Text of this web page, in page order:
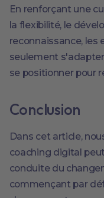
En renforçant une
la flexibilité, le
reconnaissance, les
seulement
se positionner pour
Conclusion
Dans cet article,
coaching digital
conduite du
commençant par